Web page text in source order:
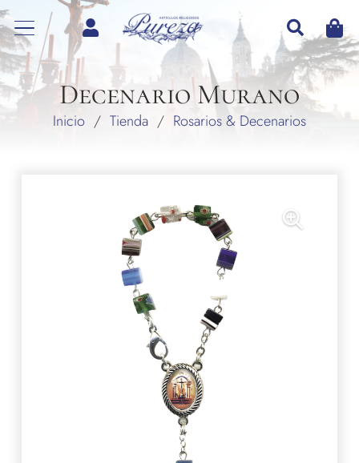
Decenario Murano
Inicio / Tienda / Rosarios & Decenarios